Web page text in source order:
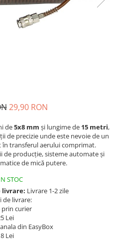
29,90 RON
de5x8 mm și lungime de 15 metri,
de precizie unde este nevoie de un
transferul aerului comprimat.
de producție, sisteme automate și
de mică putere.
STOC
livrare: Livrare 1-2 zile
de livrare:
prin curier
Lei
din EasyBox
Lei